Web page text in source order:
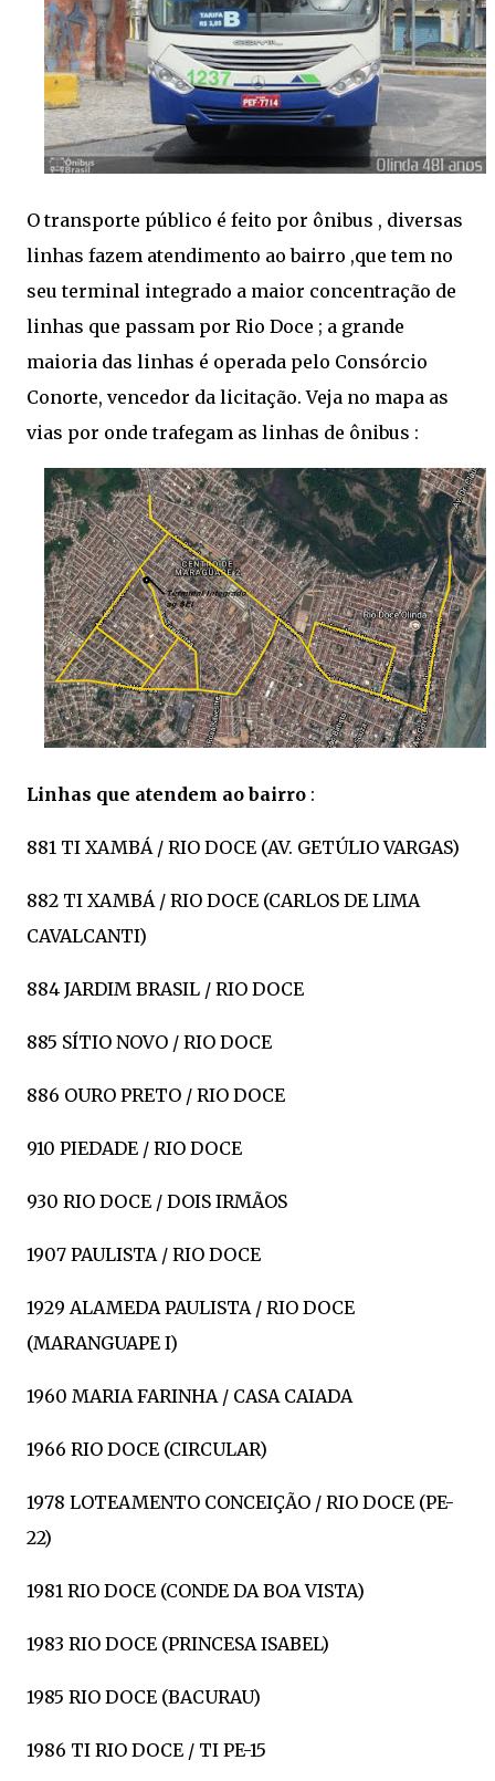
O transporte público é feito por ônibus , diversas
linhas fazem atendimento ao bairro ,que tem no
seu terminal integrado a maior concentração de
linhas que passam por Rio Doce ; a grande
maioria das linhas é operada pelo Consórcio
Conorte, vencedor da licitação. Veja no mapa as
vias por onde trafegam as linhas de ônibus :
Linhas que atendem ao bairro :
881 TI XAMBÁ / RIO DOCE (AV. GETÚLIO VARGAS)
882 TI XAMBÁ / RIO DOCE (CARLOS DE LIMA
CAVALCANTI)
884 JARDIM BRASIL / RIO DOCE
885 SÍTIO NOVO / RIO DOCE
886 OURO PRETO / RIO DOCE
910 PIEDADE / RIO DOCE
930 RIO DOCE / DOIS IRMÃOS
1907 PAULISTA / RIO DOCE
1929 ALAMEDA PAULISTA / RIO DOCE
(MARANGUAPE I)
1960 MARIA FARINHA / CASA CAIADA
1966 RIO DOCE (CIRCULAR)
1978 LOTEAMENTO CONCEIÇÃO / RIO DOCE (PE-
22)
1981 RIO DOCE (CONDE DA BOA VISTA)
1983 RIO DOCE (PRINCESA ISABEL)
1985 RIO DOCE (BACURAU)
1986 TI RIO DOCE / TI PE-15